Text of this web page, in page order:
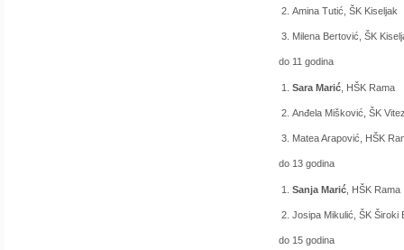
Amina Tutić, ŠK Kiseljak
Milena Bertović, ŠK
do 11 godina
Sara Marić , HŠK Rama
Anđela Mišković, ŠK
Matea Arapović, HŠK
do 13 godina
Sanja Marić , HŠK Rama
Josipa Mikulić, ŠK Široki
do 15 godina